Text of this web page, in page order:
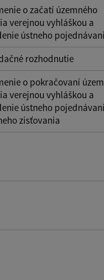
o začatí územného
verejnou vyhláškou a
ústneho
rozhodnutie
o pokračovaní
verejnou vyhláškou a
ústneho
zisťovania